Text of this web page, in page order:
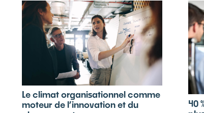
Le climat organisationnel comme
moteur de l’innovation et du
40